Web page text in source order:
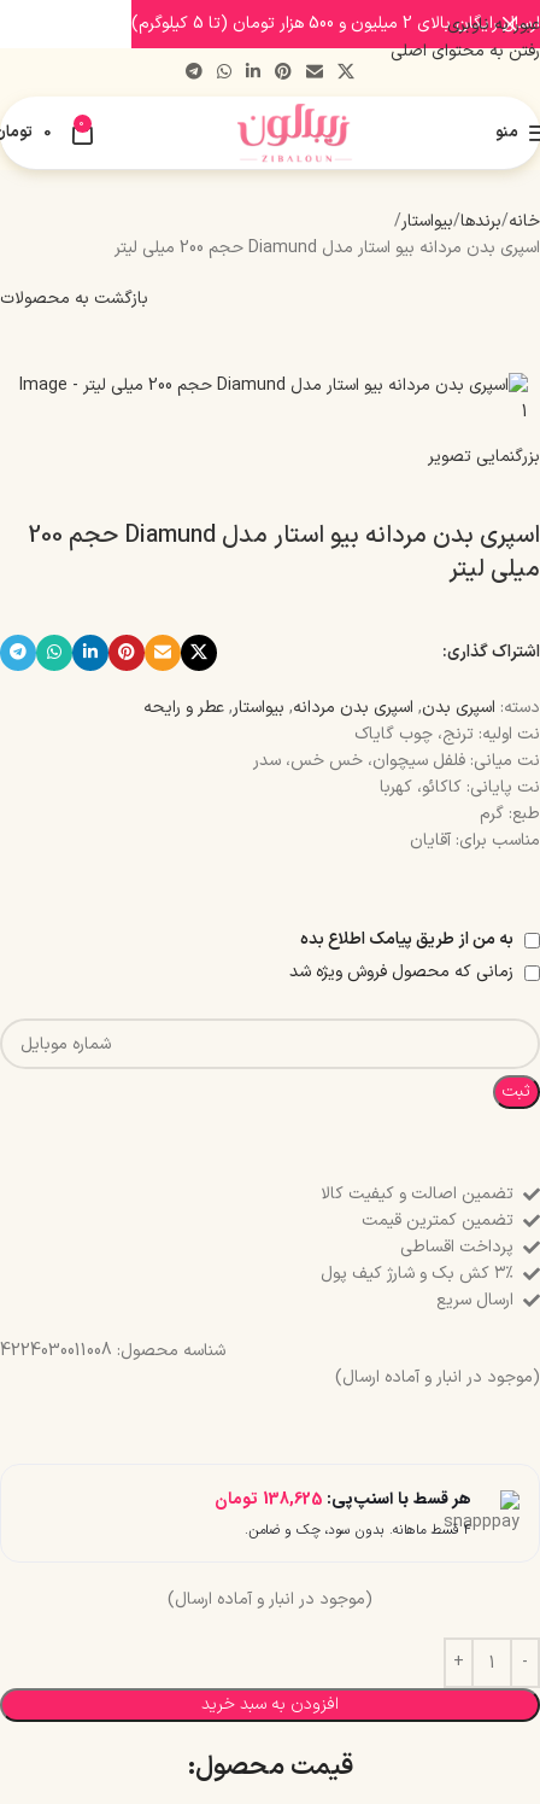
عبور به ناوبری
رفتن به محتوای اصلی
منو 0
0
خانه برندها بیواستار
اسپری بدن مردانه بیو استار مدل Diamund حجم 200 میلی لیتر
بازگشت به محصولات
بزرگنمایی تصویر
اسپری بدن مردانه بیو استار مدل Diamund حجم 200
میلی لیتر
اشتراک گذاری:
دسته: اسپری بدن, اسپری بدن مردانه, بیواستار,عطر و رایحه
نت اولیه: ترنج، چوب گایاک
نت میانی: فلفل سیچوان، خس خس، سدر
نت پایانی: کاکائو، کهربا
طبع: گرم
مناسب برای: آقایان
به من از طریق پیامک اطلاع بده
زمانی که محصول فروش ویژه شد
ثبت
تضمین اصالت و کیفیت کالا
تضمین کمترین قیمت
پرداخت اقساطی
۳٪ کش بک و شارژ کیف پول
ارسال سریع
شناسه محصول: 4224030011008
(موجود در انبار و آماده ارسال)
هر قسط با اسنپ‌پی: 138,625 تومان
۴ قسط ماهانه. بدون سود، چک و ضامن.
(موجود در انبار و آماده ارسال)
افزودن به سبد خرید
قیمت محصول:​
ارسال رایگان بالای 2 میلیون و 500 هزار تومان (تا 5 کیلوگرم)